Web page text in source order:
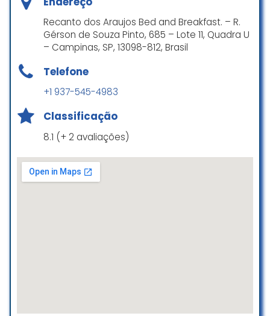
Recanto dos Araujos Bed and Breakfast. – R.
Gérson de Souza Pinto, 685 – Lote 11, Quadra U
– Campinas, SP, 13098-812, Brasil
Telefone
+1 937-545-4983
Classificação
8.1 (+ 2 avaliações)